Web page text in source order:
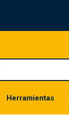
Herramientas